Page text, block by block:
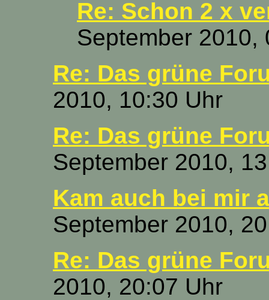
Re: Schon 2 x
September 2010,
Re: Das grüne
2010, 10:30 Uhr
Re: Das grüne
September 2010,
Kam auch bei mir
September 2010,
Re: Das grüne
2010, 20:07 Uhr